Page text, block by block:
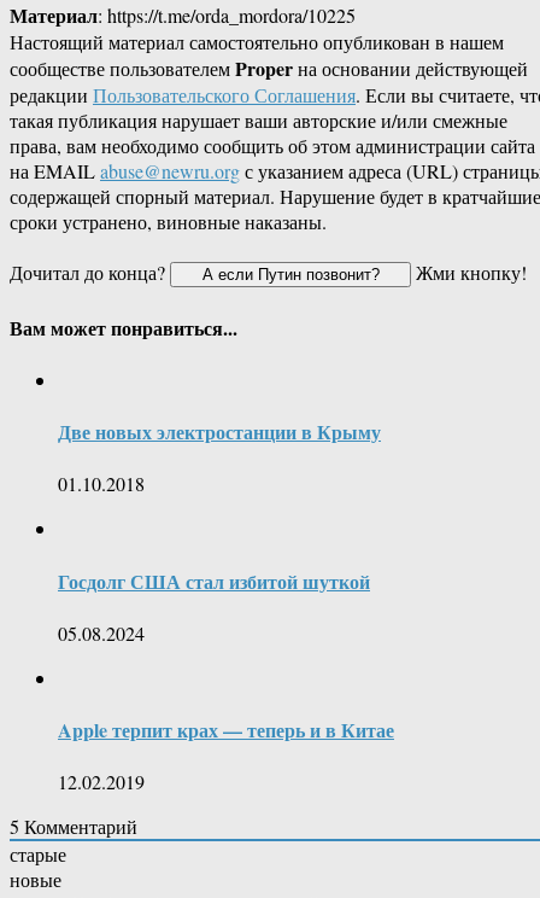
Материал: https://t.me/orda_mordora/10225
Настоящий материал самостоятельно опубликован в нашем
сообществе пользователемProperна основании действующей
редакции Пользовательского Соглашения. Если вы считаете,
такая публикация нарушает ваши авторские и/или смежные
права, вам необходимо сообщить об этом администрации сайта
на EMAILabuse@newru.orgс указанием адреса (URL)
содержащей спорный материал. Нарушение будет в кратчайшие
сроки устранено, виновные наказаны.
Дочитал до конца?
Жми кнопку!
Вам может понравиться...
Две новых электростанции в Крыму
01.10.2018
Госдолг США стал избитой шуткой
05.08.2024
Apple терпит крах — теперь и в Китае
12.02.2019
5 Комментарий
старые
новые